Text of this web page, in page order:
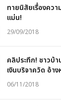
ทายนิสัยเรื่องคว
แม่น!
29/09/2018
คลิประทึก! ชาวบ้
เงินบริจาควัด อ้า
06/11/2018